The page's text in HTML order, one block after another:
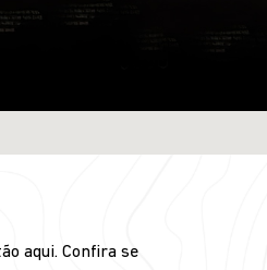
aqui. Confira se